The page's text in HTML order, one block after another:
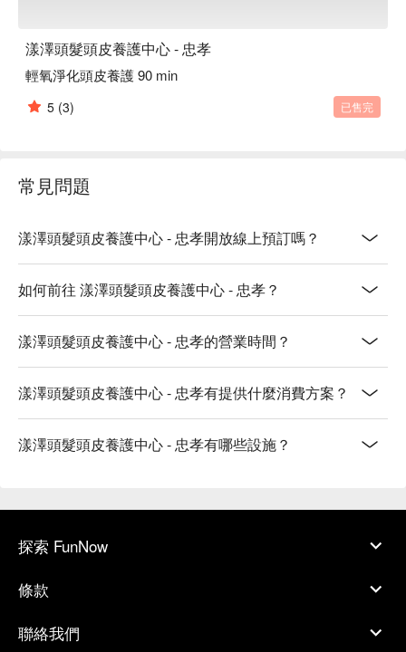
漾澤頭髮頭皮養護中心 - 忠孝
輕氧淨化頭皮養護 90 min
5 (3) 已售完
常見問題
漾澤頭髮頭皮養護中心 - 忠孝開放線上預訂嗎？
如何前往 漾澤頭髮頭皮養護中心 - 忠孝？
漾澤頭髮頭皮養護中心 - 忠孝的營業時間？
漾澤頭髮頭皮養護中心 - 忠孝有提供什麼消費方案？
漾澤頭髮頭皮養護中心 - 忠孝有哪些設施？
探索 FunNow
條款
聯絡我們